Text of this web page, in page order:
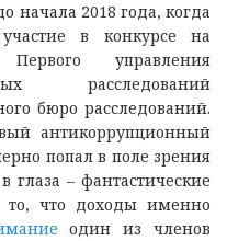
начала 2018 года, когда
в конкурсе на
управления
расследований
бюро расследований.
антикоррупционный
попал в поле зрения
глаза – фантастические
что доходы именно
один из членов